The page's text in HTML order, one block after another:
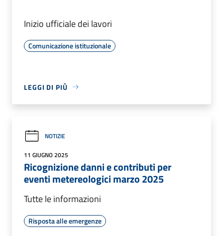
Inizio ufficiale dei lavori
Comunicazione istituzionale
LEGGI DI PIÙ
NOTIZIE
11 GIUGNO 2025
Ricognizione danni e contributi per
eventi metereologici marzo 2025
Tutte le informazioni
Risposta alle emergenze